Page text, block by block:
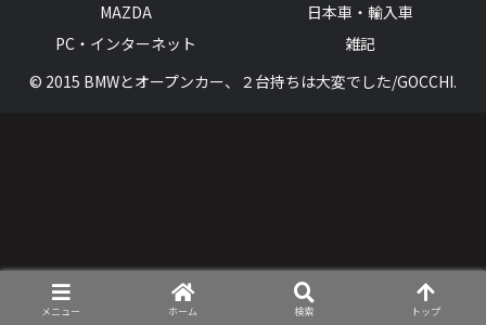
MAZDA
日本車・輸入車
PC・インターネット
雑記
© 2015 BMWとオープンカー、２台持ちは大変でした/GOCCHI.
メニュー ホーム 検索 トップ